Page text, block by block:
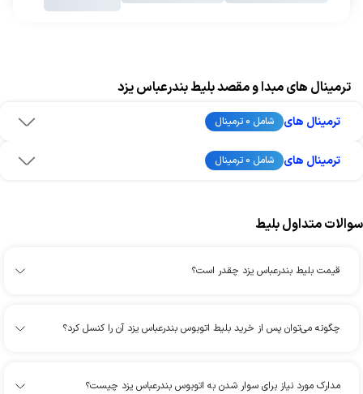
ترمینال های مبدا و مقصد بلیط بندرعباس یزد
ترمینال های شامل 0 ترمینال
ترمینال های شامل 0 ترمینال
سوالات متداول بلیط
قیمت بلیط بندرعباس یزد چقدر است؟
چگونه می‌توان پس از خرید بلیط اتوبوس بندرعباس یزد آن را کنسل کرد؟
مدارک مورد نیاز برای سوار شدن به اتوبوس بندرعباس یزد چیست؟